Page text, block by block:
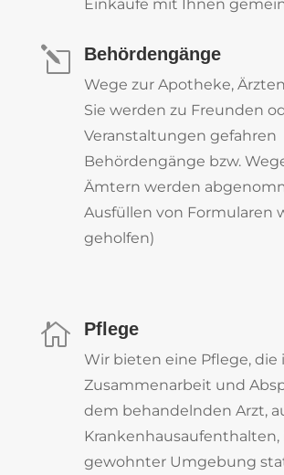
Einkäufe mit Ihnen
l Behördengänge
Wege zur Apotheke, Ärzten
Sie werden zu Freunden
Veranstaltungen gefahren
Behördengänge bzw.
Ämtern werden
Ausfüllen von Formularen
geholfen)
 Pflege
Wir bieten eine Pflege, die
Zusammenarbeit und
dem behandelnden Arzt,
Krankenhausaufenthalten,
gewohnter Umgebung